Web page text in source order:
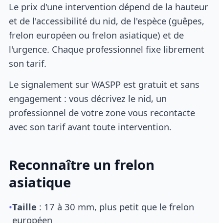
Le prix d'une intervention dépend de la hauteur
et de l'accessibilité du nid, de l'espèce (guêpes,
frelon européen ou frelon asiatique) et de
l'urgence. Chaque professionnel fixe librement
son tarif.
Le signalement sur WASPP est gratuit et sans
engagement : vous décrivez le nid, un
professionnel de votre zone vous recontacte
avec son tarif avant toute intervention.
Reconnaître un frelon
asiatique
•Taille : 17 à 30 mm, plus petit que le frelon
européen